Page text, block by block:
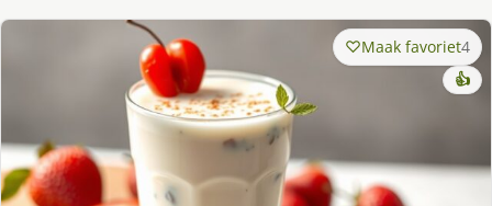
Maak favoriet4
👍